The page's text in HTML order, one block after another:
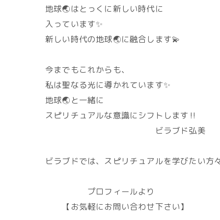
地球🌏️はとっくに新しい時代に
入っています✨
新しい時代の地球🌏️に融合します💫
今までもこれからも、
私は聖なる光に導かれています✨
地球🌏️と一緒に
スピリチュアルな意識にシフトします‼️
ビラブド弘美
ビラブドでは、スピリチュアルを学びたい方
プロフィールより
【お気軽にお問い合わせ下さい】